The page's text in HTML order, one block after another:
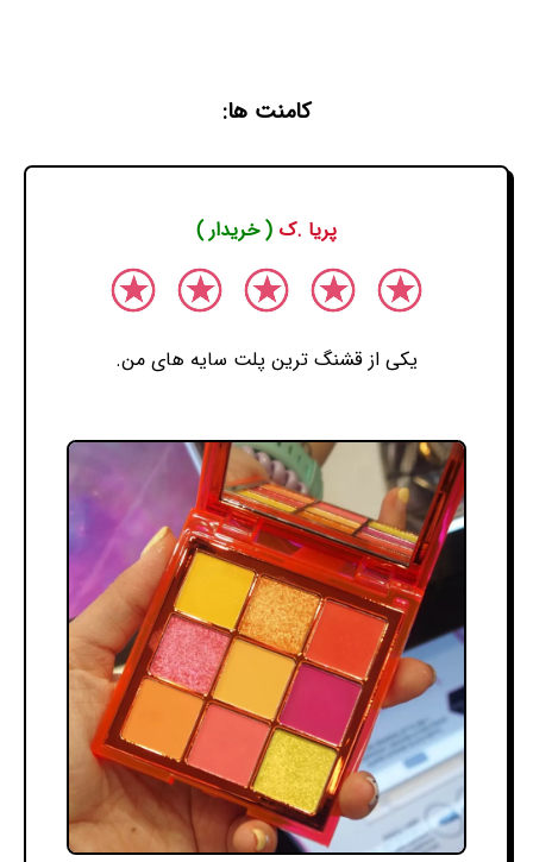
کامنت ها:
پریا .ک ( خریدار )
یکی از قشنگ ترین پلت سایه های من.